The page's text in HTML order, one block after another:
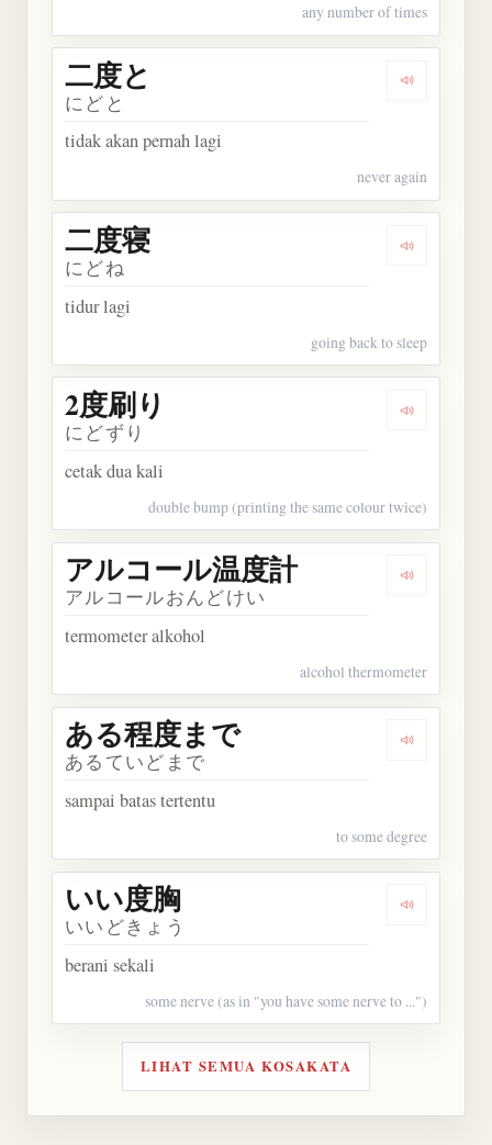
any number of times
Dengarkan
二度と
にどと
tidak akan pernah lagi
never again
Dengarkan
二度寝
にどね
tidur lagi
going back to sleep
Dengarkan
2度刷り
にどずり
cetak dua kali
double bump (printing the same colour twice)
Dengarkan
アルコール温度計
アルコールおんどけい
termometer alkohol
alcohol thermometer
Dengarkan
ある程度まで
あるていどまで
sampai batas tertentu
to some degree
Dengarkan
いい度胸
いいどきょう
berani sekali
some nerve (as in "you have some nerve to ...")
LIHAT SEMUA KOSAKATA